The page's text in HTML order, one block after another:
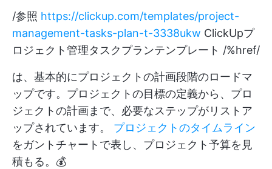
/参照 https://clickup.com/templates/project-
management-tasks-plan-t-3338ukw ClickUpプ
ロジェクト管理タスクプランテンプレート /%href/
は、基本的にプロジェクトの計画段階のロードマ
ップです。プロジェクトの目標の定義から、プロ
ジェクトの計画まで、必要なステップがリストア
ップされています。 プロジェクトのタイムライン
をガントチャートで表し、プロジェクト予算を見
積もる。💰